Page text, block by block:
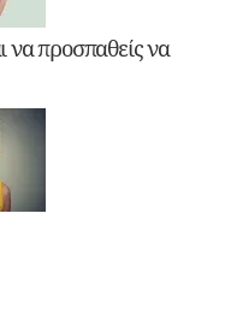
να προσπαθείς να